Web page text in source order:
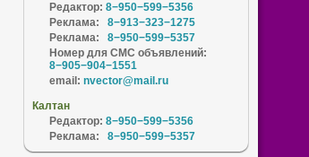
Редактор: 8−950−599−5356
Реклама:
8−913−323−1275
Реклама:
8−950−599−5357
Номер для СМС объявлений:
8−905−904−1551
email: nvector@mail.ru
Калтан
Редактор: 8−950−599−5356
Реклама:
8−950−599−5357